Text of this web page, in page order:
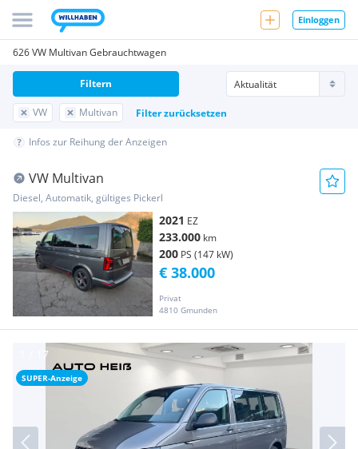
Einloggen
626 VW Multivan Gebrauchtwagen
VW Multivan Filter zurücksetzen
Filtern
Infos zur Reihung der Anzeigen
VW Multivan
Diesel, Automatik, gültiges Pickerl
2021 EZ
233.000 km
200 PS (147 kW)
Privat
4810 Gmunden
€ 38.000
SUPER-Anzeige